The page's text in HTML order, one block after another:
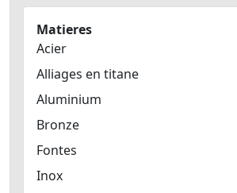
Matieres
Acier
Alliages en titane
Aluminium
Bronze
Fontes
Inox